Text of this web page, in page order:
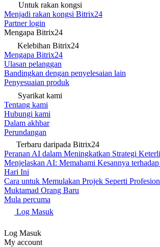
Untuk rakan kongsi
Menjadi rakan kongsi Bitrix24
Partner login
Mengapa Bitrix24
Kelebihan Bitrix24
Mengapa Bitrix24
Ulasan pelanggan
Bandingkan dengan penyelesaian lain
Penyesuaian produk
Syarikat kami
Tentang kami
Hubungi kami
Dalam akhbar
Perundangan
Terbaru daripada Bitrix24
Peranan AI dalam Meningkatkan Strategi
Menjelaskan AI: Memahami Kesannya
Hari Ini
Cara untuk Memulakan Projek Seperti
Muktamad Orang Baru
Mula percuma
Log Masuk
Log Masuk
My account